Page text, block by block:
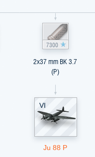
7300
2x37 mm BK 3.7
(P)
VI
Ju 88 P